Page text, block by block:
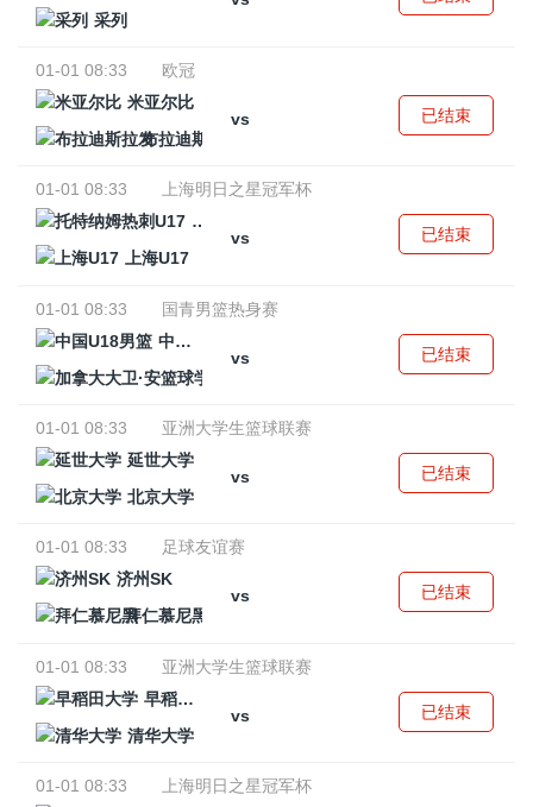
采列
01-01 08:33
欧冠
米亚尔比
vs
布拉迪斯拉发
已结束
01-01 08:33
上海明日之星冠军杯
托特纳姆热刺U17
vs
上海U17
已结束
01-01 08:33
国青男篮热身赛
中国U18男篮
vs
已结束
01-01 08:33
亚洲大学生篮球联赛
延世大学
vs
北京大学
已结束
01-01 08:33
足球友谊赛
济州SK
vs
拜仁慕尼黑
已结束
01-01 08:33
亚洲大学生篮球联赛
早稻田大学
vs
清华大学
已结束
01-01 08:33
上海明日之星冠军杯